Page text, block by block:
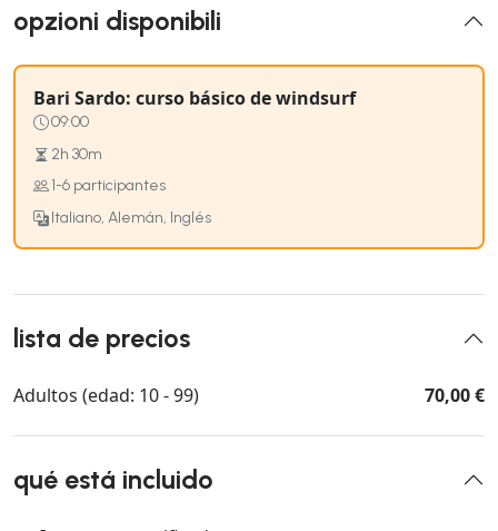
opzioni disponibili
Bari Sardo: curso básico de windsurf
09:00
2h 30m
1-6 participantes
Italiano, Alemán, Inglés
lista de precios
Adultos (edad: 10 - 99) 70,00 €
qué está incluido